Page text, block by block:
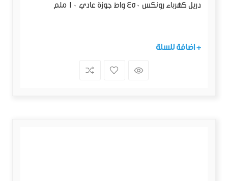
دريل كهرباء رونكس 450 واط جوزة عادي 10 ملم
+ اضافة للسلة